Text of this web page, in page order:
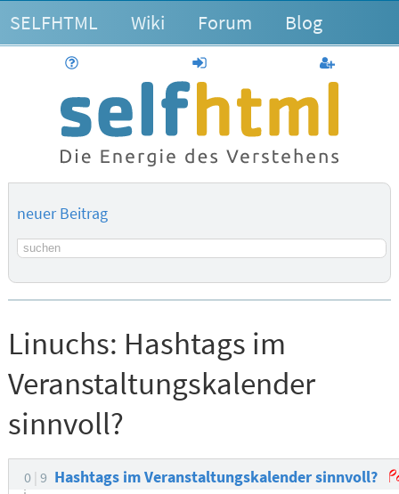
SELFHTML Wiki Forum Blog
anmelden
neuer Beitrag
Suchbegriff
Linuchs: Hashtags im
Veranstaltungskalender
sinnvoll?
0 9 Hashtags im Veranstaltungskalender sinnvoll?